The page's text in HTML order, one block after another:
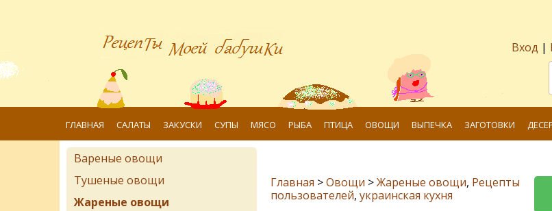
Вход |
ГЛАВНАЯ САЛАТЫ ЗАКУСКИ СУПЫ МЯСО РЫБА ПТИЦА ОВОЩИ ВЫПЕЧКА ЗАГОТОВКИ
Главная >Овощи >Жареные овощи, Рецепты
пользователей, украинская кухня
Вареные овощи
Тушеные овощи
Жареные овощи